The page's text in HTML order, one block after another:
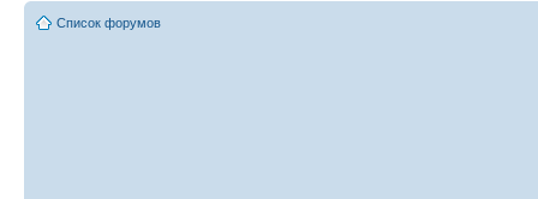
Список форумов